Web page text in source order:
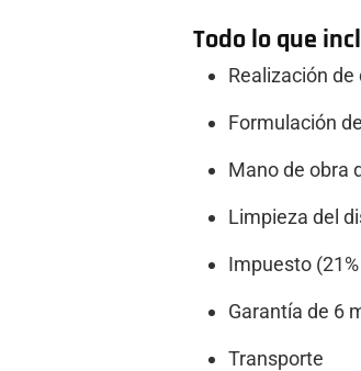
Todo lo que
Realización
Formulación
Mano de obra
Limpieza del
Impuesto (21%
Garantía de 6
Transporte